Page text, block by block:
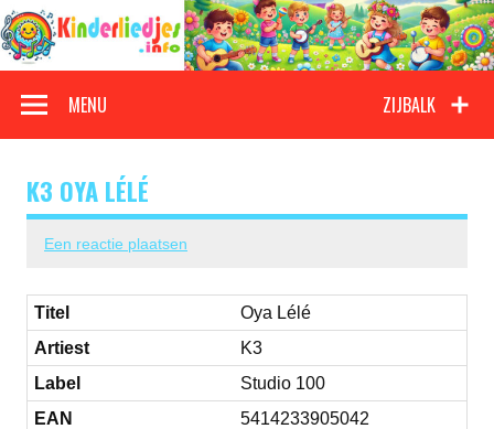
Doorgaan
naar
inhoud
Kinderliedjes
ZIJBALK
MENU
K3 OYA LÉLÉ
Een reactie plaatsen
Titel
Oya Lélé
Artiest
K3
Label
Studio 100
EAN
5414233905042